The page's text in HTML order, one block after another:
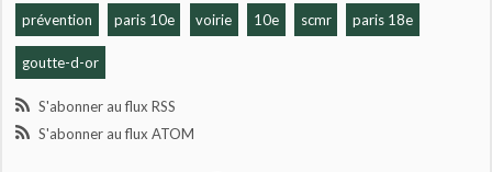
prévention paris 10e voirie 10e scmr paris 18e
goutte-d-or
S'abonner au flux RSS
S'abonner au flux ATOM